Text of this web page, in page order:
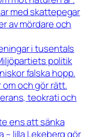
med skattepegar
av mördare och
i tusentals
politik
falska hopp.
och gör rätt.
teokrati och
ens att sänka
– lilla Lekeberg gör